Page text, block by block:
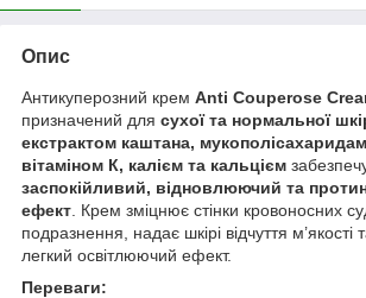
Опис
Антикуперозний крем Anti Couperose
призначений для сухої та нормальної
екстрактом каштана,
вітаміном К, калієм та кальцієм
заспокійливий, відновлюючий та
ефект . Крем зміцнює стінки кровоносних
подразнення, надає шкірі відчуття
легкий освітлюючий ефект.
Переваги: